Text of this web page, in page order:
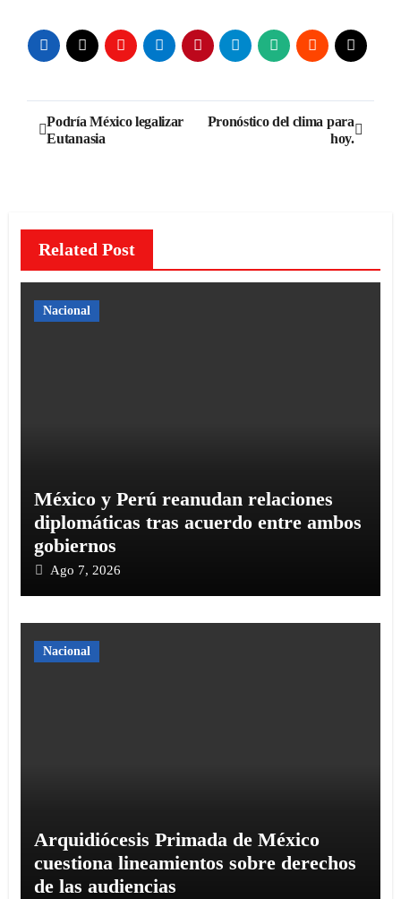
Navegación
de
Podría México legalizar
Eutanasia
Pronóstico del clima para
hoy.
Related Post
Nacional
México y Perú reanudan relaciones
diplomáticas tras acuerdo entre ambos
gobiernos
Ago 7, 2026
Nacional
Arquidiócesis Primada de México
cuestiona lineamientos sobre derechos
de las audiencias